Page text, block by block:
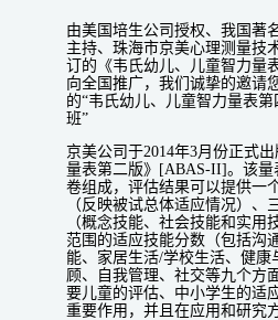
由美国培生公司授权、我国著
主持、珠海市京美心理测量技
订的《韦氏幼儿、儿童智力量
向全国推广，我们诚挚的邀请
的“韦氏幼儿、儿童智力量表第
班”
京美公司于2014年3月份正式
量表第二版》[ABAS-II]。该量
卷组成，评估结果可以提供一
（反映被试总体适应情况）、
（概念技能、社会技能和实用
范围的适应技能分数（包括沟
能、家居生活/学校生活、健康
顾、自我管理、社交等九个方
要儿童的评估、中小学生的适
重要作用，并且在应用和研究